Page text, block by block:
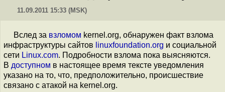
11.09.2011 15:33 (MSK)
Вслед за взломом kernel.org, обнаружен факт взлома
инфраструктуры сайтов linuxfoundation.org и социальной
сети Linux.com. Подробности взлома пока выясняются.
В доступном в настоящее время тексте уведомления
указано на то, что, предположительно, происшествие
связано с атакой на kernel.org.